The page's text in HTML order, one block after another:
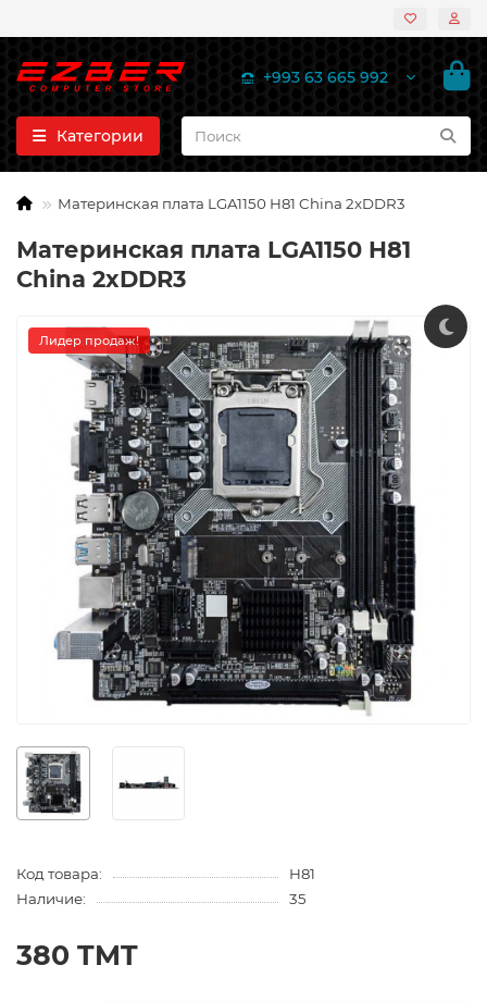
+993 63 665 992
Категории
Материнская плата LGA1150 H81 China 2xDDR3
Материнская плата LGA1150 H81
China 2xDDR3
Лидер продаж!
Код товара:
H81
Наличие:
35
380 TMT